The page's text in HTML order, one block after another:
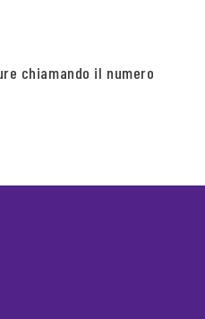
chiamando il numero